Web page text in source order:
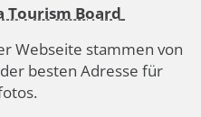
Tourism Board
Webseite stammen von
besten Adresse für